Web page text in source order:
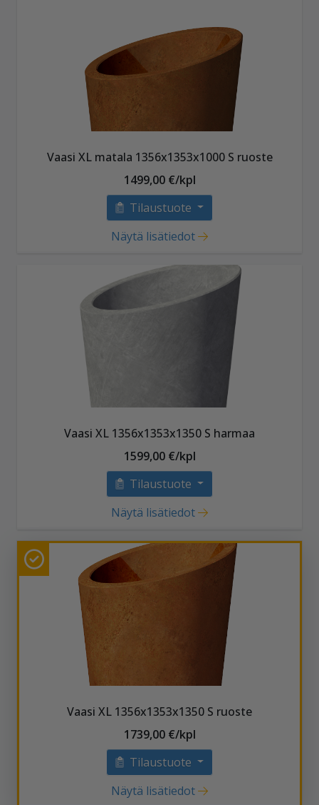
Vaasi XL matala 1356x1353x1000 S ruoste
1499,00 €/kpl
Tilaustuote
Näytä lisätiedot
Vaasi XL 1356x1353x1350 S harmaa
1599,00 €/kpl
Tilaustuote
Näytä lisätiedot
Vaasi XL 1356x1353x1350 S ruoste
1739,00 €/kpl
Tilaustuote
Näytä lisätiedot